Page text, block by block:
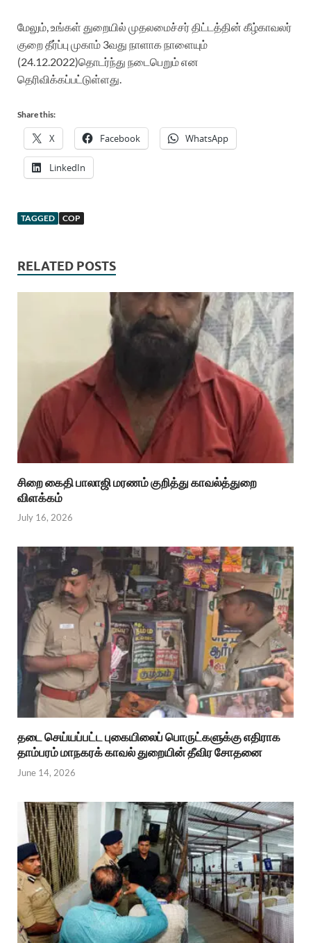
மேலும் உங்கள் துறையில் முதலமைச்சர்திட்டத்தின் கீழ்காவலர்
குறைதீர்ப்பு முகாம் 3வது நாளாகநாளையும்
(24 .12.2022)தொடர்ந்து நடைபெறும்என
தெரிவிக்கப்பட்டுள்ளது
Share this:
X Facebook WhatsApp
LinkedIn
TAGGED COP
RELATED POSTS
சிறை கைதி பாலாஜி மரணம் குறித்து காவல்த்துறை
விளக்கம்
July 16, 2026
தடை செய்யப்பட்ட புகையிலைப் பொருட்களுக்கு எதிராக
தாம்பரம் மாநகரக் காவல் துறையின் தீவிர சோதனை
June 14, 2026